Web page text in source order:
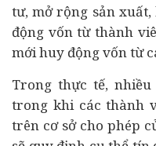
tư, mở rộng sản
động vốn từ thành
mới huy động vốn từ
Trong thực tế,
trong khi các thành
trên cơ sở cho phép